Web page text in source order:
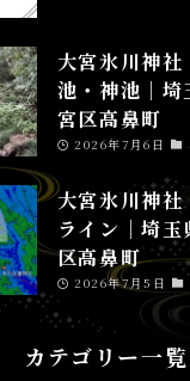
大宮氷川神
池・神池│埼
宮区高鼻町
2026年7月6日
大宮氷川神
ライン│埼玉
区高鼻町
2026年7月5日
カテゴリー一覧